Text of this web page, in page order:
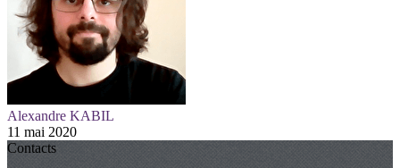
Alexandre KABIL
11 mai 2020
Contacts